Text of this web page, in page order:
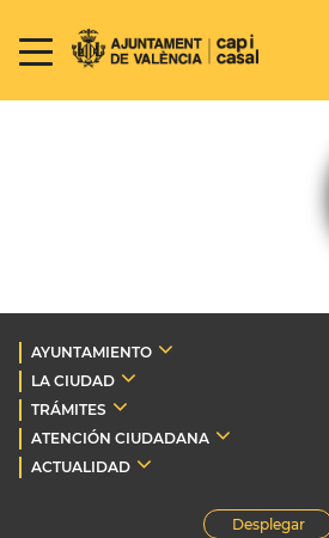
AYUNTAMIENTO
LA CIUDAD
TRÁMITES
ATENCIÓN CIUDADANA
ACTUALIDAD
Desplegar